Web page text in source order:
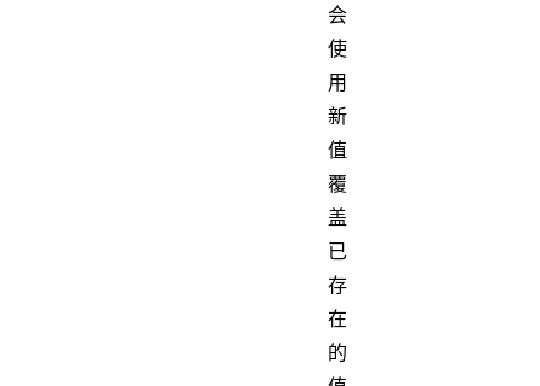
会
使
用
新
值
覆
盖
已
存
在
的